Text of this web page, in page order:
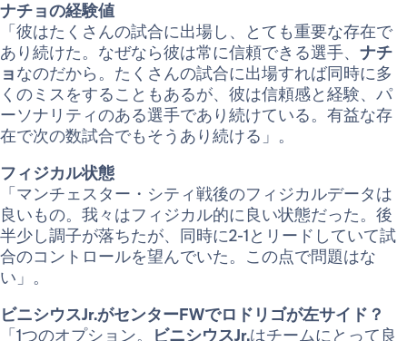
ナチョの経験値
「彼はたくさんの試合に出場し、とても重要な存在で
あり続けた。なぜなら彼は常に信頼できる選手、 ナチ
ョなのだから。たくさんの試合に出場すれば同時に多
くのミスをすることもあるが、彼は信頼感と経験、パ
ーソナリティのある選手であり続けている。有益な存
在で次の数試合でもそうあり続ける」。
フィジカル状態
「マンチェスター・シティ戦後のフィジカルデータは
良いもの。我々はフィジカル的に良い状態だった。後
半少し調子が落ちたが、同時に2-1とリードしていて試
合のコントロールを望んでいた。この点で問題はな
い」。
ビニシウスJr.がセンターFWでロドリゴが左サイド？
「1つのオプション。
ビニシウスJr.はチームにとって良